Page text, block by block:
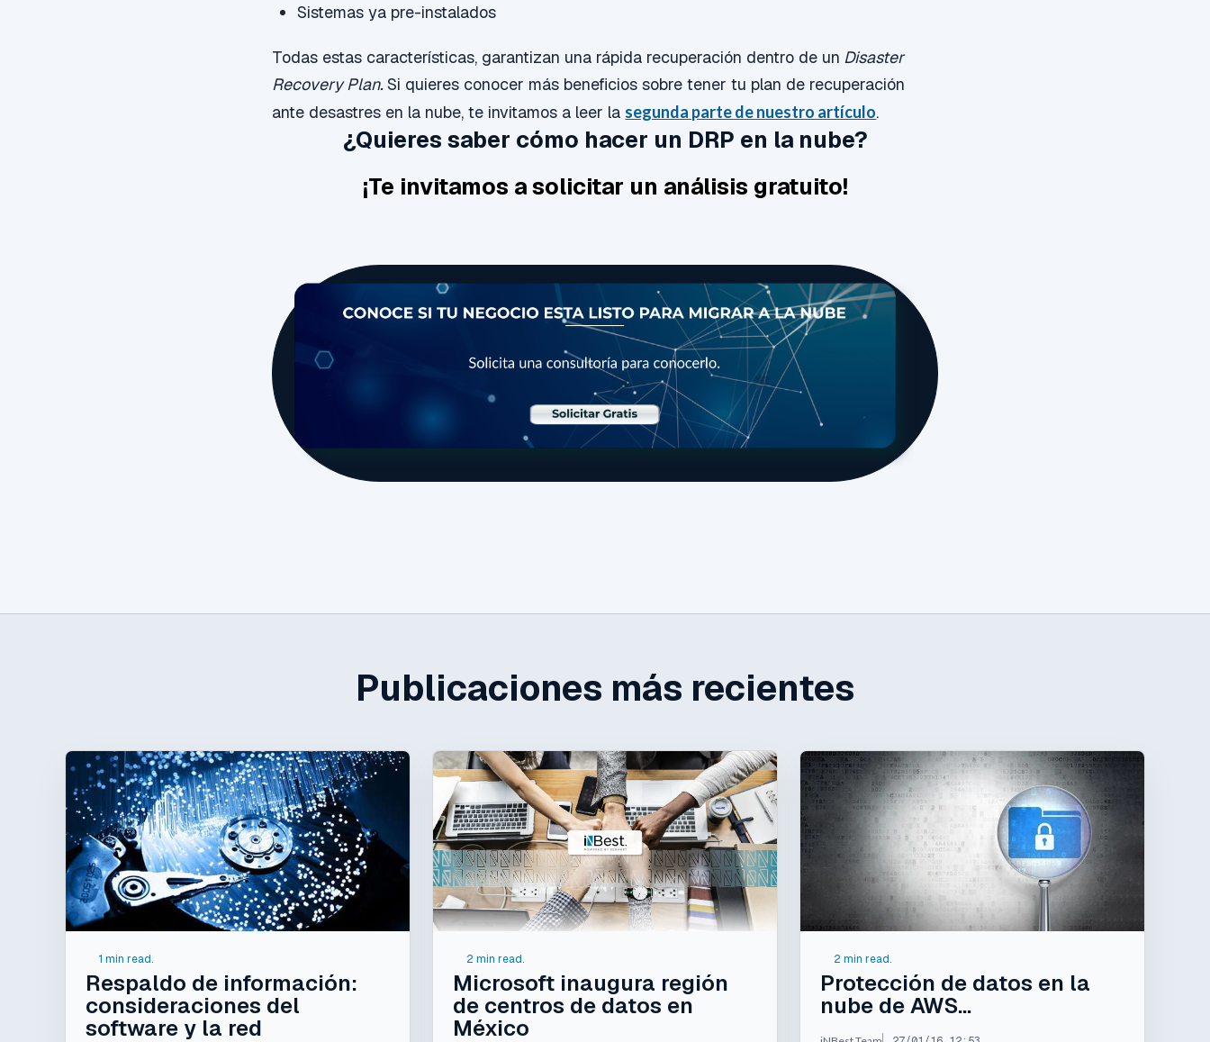
Sistemas ya pre-instalados
Todas estas características, garantizan una rápida recuperación dentro de un Disaster
Recovery Plan.Si quieres conocer más beneficios sobre tener tu plan de recuperación
ante desastres en la nube, te invitamos a leer la segunda parte de nuestro artículo.
¿Quieres saber cómo hacer un DRP en la nube?
¡Te invitamos a solicitar un análisis gratuito!
Publicaciones más recientes
1 min read.
Respaldo de información:
consideraciones del
software y la red
2 min read.
Microsoft inaugura región
de centros de datos en
México
2 min read.
Protección de datos en la
nube de AWS...